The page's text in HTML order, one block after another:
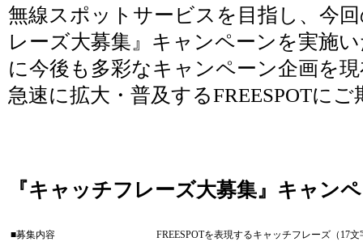
無線スポットサービスを目指し、今
レーズ大募集』キャンペーンを実施
に今後も多彩なキャンペーン企画を
急速に拡大・普及するFREESPOTに
『キャッチフレーズ大募集』キャン
■募集内容
FREESPOTを表現するキャッチフレーズ（17